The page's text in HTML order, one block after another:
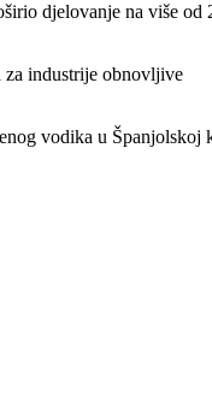
djelovanje na više od
za industrije obnovljive
vodika u Španjolskoj